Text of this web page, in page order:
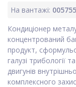
На вантажі:
Кондиціонер
концентрований
продукт,
галузі трибології
двигунів
комплексного